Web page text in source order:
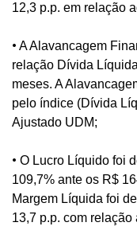
12,3 p.p. em relação
• A Alavancagem
relação Dívida
meses. A
pelo índice (Dívida
Ajustado UDM;
• O Lucro Líquido foi
109,7% ante os R$
Margem Líquida foi
13,7 p.p. com